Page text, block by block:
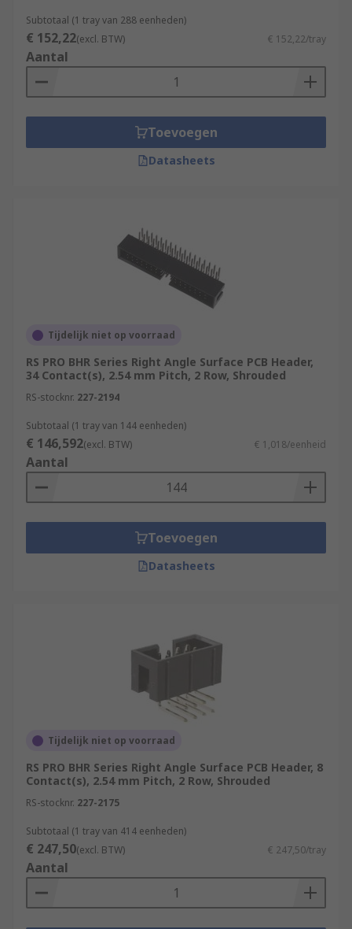
Subtotaal (1 tray van 288 eenheden)
€ 152,22(excl. BTW) € 152,22/tray
Aantal
Toevoegen
Datasheets
Tijdelijk niet op voorraad
RS PRO BHR Series Right Angle Surface PCB Header,
34 Contact(s), 2.54 mm Pitch, 2 Row, Shrouded
RS-stocknr. 227-2194
Subtotaal (1 tray van 144 eenheden)
€ 146,592(excl. BTW) € 1,018/eenheid
Aantal
Toevoegen
Datasheets
Tijdelijk niet op voorraad
RS PRO BHR Series Right Angle Surface PCB Header, 8
Contact(s), 2.54 mm Pitch, 2 Row, Shrouded
RS-stocknr. 227-2175
Subtotaal (1 tray van 414 eenheden)
€ 247,50(excl. BTW) € 247,50/tray
Aantal